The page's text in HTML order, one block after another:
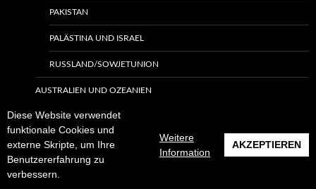
Diese Website verwendet
funktionale Cookies und
externe Skripte, um Ihre
Benutzererfahrung zu
verbessern.
Weitere
Information
AKZEPTIEREN
PAKISTAN
PALÄSTINA UND ISRAEL
RUSSLAND/SOWJETUNION
AUSTRALIEN UND OZEANIEN
AUSTRALIEN
EUROPA